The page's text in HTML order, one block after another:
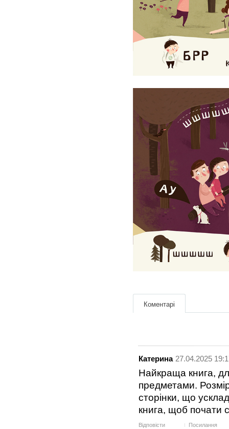
Коментарі
Катерина 27.04.2025
Найкраща книга,
предметами.
сторінки, що
книга, щоб почати
Відповісти Посилання